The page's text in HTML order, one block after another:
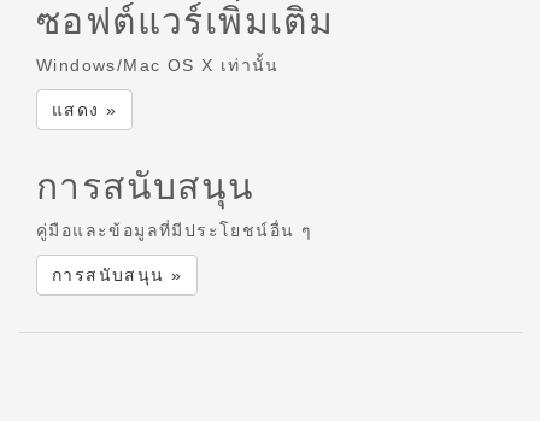
ซอฟต์แวร์เพิ่มเติม
Windows/Mac OS X เท่านั้น
แสดง »
การสนับสนุน
คู่มือและข้อมูลที่มีประโยชน์อื่น ๆ
การสนับสนุน »